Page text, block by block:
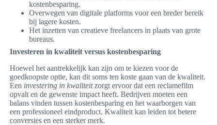
kostenbesparing.
Overwegen van digitale platforms voor een breder bereik
bij lagere kosten.
Het inzetten van creatieve freelancers in plaats van grote
bureaus.
Investeren in kwaliteit versus kostenbesparing
Hoewel het aantrekkelijk kan zijn om te kiezen voor de
goedkoopste optie, kan dit soms ten koste gaan van de kwaliteit.
Een investering in kwaliteitzorgt ervoor dat een reclamefilm
opvalt en de gewenste impact heeft. Bedrijven moeten een
balans vinden tussen kostenbesparing en het waarborgen van
een professioneel eindproduct. Kwaliteit kan leiden tot betere
conversies en een sterker merk.